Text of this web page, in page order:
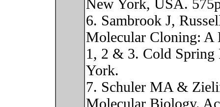
New York, USA.
6. Sambrook J,
Molecular Cloning: A
1, 2 & 3. Cold Spring
York.
7. Schuler MA &
Molecular Biology.